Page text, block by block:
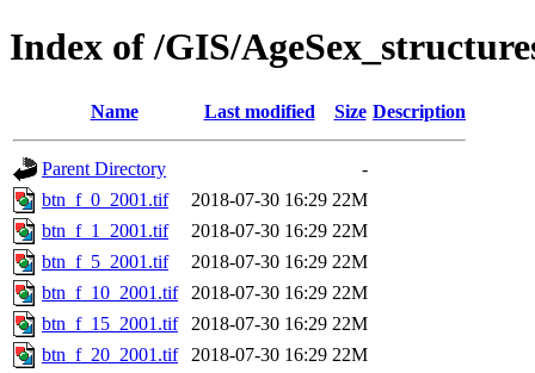
Index of /GIS/
Name Last modified Size Description
Parent Directory
-
btn_f_0_2001.tif
2018-07-30 16:29 22M
btn_f_1_2001.tif
2018-07-30 16:29 22M
btn_f_5_2001.tif
2018-07-30 16:29 22M
btn_f_10_2001.tif
2018-07-30 16:29 22M
btn_f_15_2001.tif
2018-07-30 16:29 22M
btn_f_20_2001.tif
2018-07-30 16:29 22M